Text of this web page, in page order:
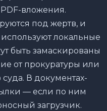
вложения.
под жертв, и
локальные
быть замаскированы
от прокуратуры или
В документах-
— если по ним
загрузчик.